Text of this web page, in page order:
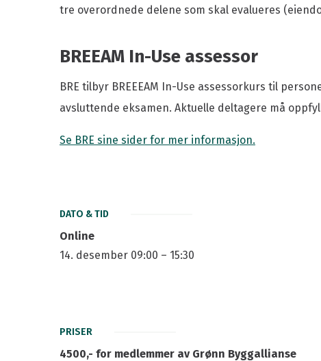
Finn en ansatt
tre overordnede delene som skal evalueres
BREEAM In-Use assessor
BRE tilbyr BREEEAM In-Use assessorkurs til
avsluttende eksamen. Aktuelle deltagere må
Se BRE sine sider for mer informasjon.
DATO & TID
Online
14. desember 09:00 – 15:30
PRISER
4500,- for medlemmer av Grønn Byggallianse